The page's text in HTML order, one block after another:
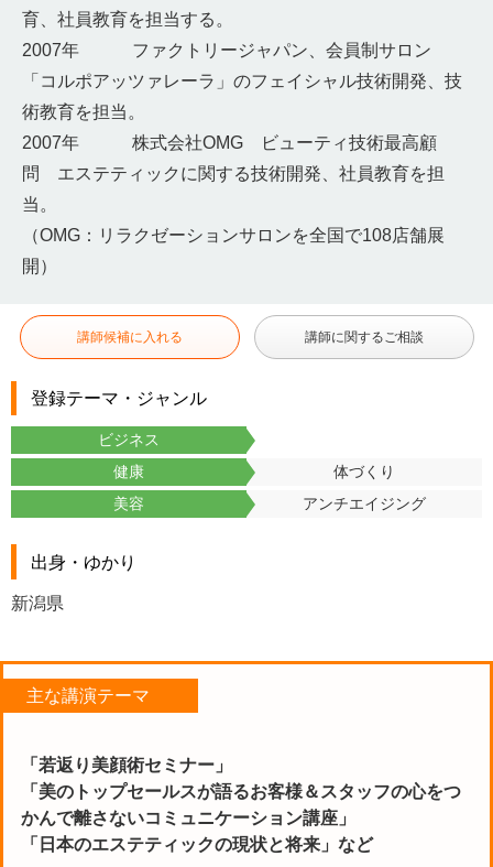
育、社員教育を担当する。
2007年 ファクトリージャパン、会員制サロン
「コルポアッツァレーラ」のフェイシャル技術開発、技
術教育を担当。
2007年 株式会社OMG ビューティ技術最高顧
問 エステティックに関する技術開発、社員教育を担
当。
（OMG：リラクゼーションサロンを全国で108店舗展
開）
講師候補に入れる 講師に関するご相談
登録テーマ・ジャンル
ビジネス
健康
体づくり
美容
アンチエイジング
出身・ゆかり
新潟県
主な講演テーマ
「若返り美顔術セミナー」
「美のトップセールスが語るお客様＆スタッフの心をつ
かんで離さないコミュニケーション講座」
「日本のエステティックの現状と将来」など